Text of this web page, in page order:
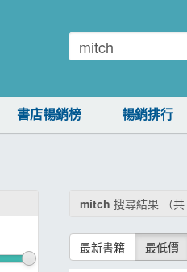
書店暢銷榜 暢銷排行
mitch 搜尋結果 （共
最新書籍 最低價